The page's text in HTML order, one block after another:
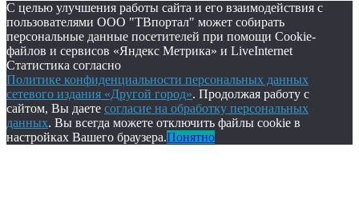
С целью улучшения работы сайта и его взаимодействия с
пользователями ООО "ТВпортал" может собирать
персональные данные посетителей при помощи Cookie-
файлов и сервисов «Яндекс Метрика» и LiveInternet
Статистика согласно
Политике конфиденциальности персональных данных
сетевого издания «Другой город». Продолжая работу с
сайтом, Вы даете согласие на обработку персональных
данных. Вы всегда можете отключить файлы cookie в
настройках Вашего браузера.Понятно